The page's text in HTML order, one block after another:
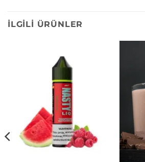
İLGILI ÜRÜNLER